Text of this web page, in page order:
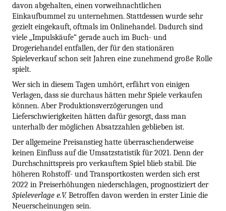
davon abgehalten, einen vorweihnachtlichen
Einkaufbummel zu unternehmen. Stattdessen wurde sehr
gezielt eingekauft, oftmals im Onlinehandel. Dadurch sind
viele „Impulskäufe“ gerade auch im Buch- und
Drogeriehandel entfallen, der für den stationären
Spieleverkauf schon seit Jahren eine zunehmend große Rolle
spielt.
Wer sich in diesem Tagen umhört, erfährt von einigen
Verlagen, dass sie durchaus hätten mehr Spiele verkaufen
können. Aber Produktionsverzögerungen und
Lieferschwierigkeiten hätten dafür gesorgt, dass man
unterhalb der möglichen Absatzzahlen geblieben ist.
Der allgemeine Preisanstieg hatte überraschenderweise
keinen Einfluss auf die Umsatzstatistik für 2021. Denn der
Durchschnittspreis pro verkauftem Spiel blieb stabil. Die
höheren Rohstoff- und Transportkosten werden sich erst
2022 in Preiserhöhungen niederschlagen, prognostiziert der
Spieleverlage e.V. Betroffen davon werden in erster Linie die
Neuerscheinungen sein.